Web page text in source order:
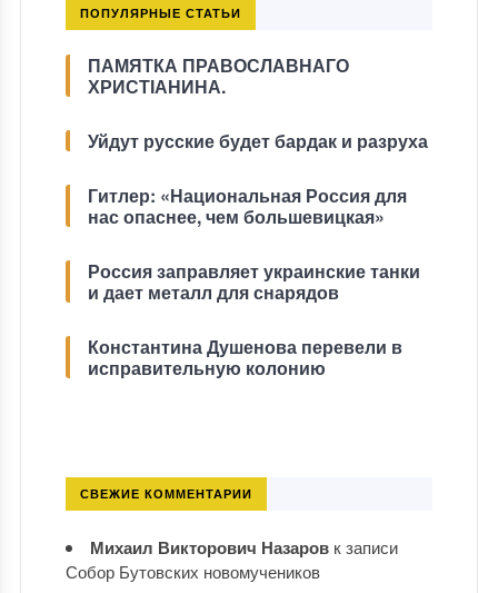
ПОПУЛЯРНЫЕ СТАТЬИ
ПАМЯТКА ПРАВОСЛАВНАГО
ХРИСТІАНИНА.
Уйдут русские будет бардак и разруха
Гитлер: «Национальная Россия для
нас опаснее, чем большевицкая»
Россия заправляет украинские танки
и дает металл для снарядов
Константина Душенова перевели в
исправительную колонию
СВЕЖИЕ КОММЕНТАРИИ
Михаил Викторович Назаровк записи
Собор Бутовских новомучеников